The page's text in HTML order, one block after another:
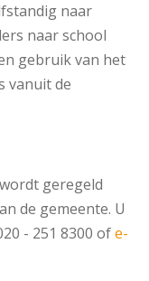
naar
naar school
gebruik van het
vanuit de
geregeld
de gemeente. U
- 251 8300 ofe-